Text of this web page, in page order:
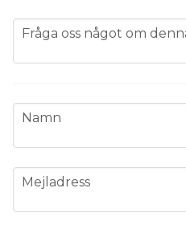
question
Fråga oss något om
name
Namn
email
Mejladress